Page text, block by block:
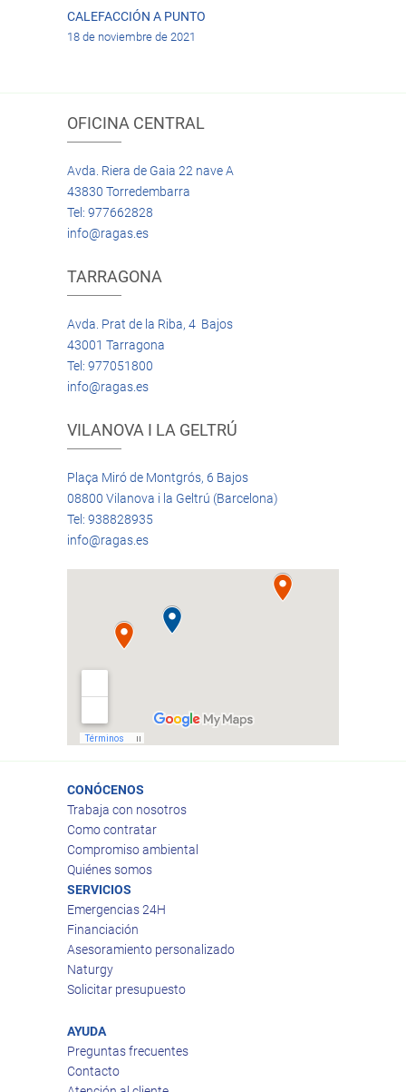
CALEFACCIÓN A PUNTO
18 de noviembre de 2021
OFICINA CENTRAL
Avda. Riera de Gaia 22 nave A
43830 Torredembarra
Tel: 977662828
info@ragas.es
TARRAGONA
Avda. Prat de la Riba, 4 Bajos
43001 Tarragona
Tel: 977051800
info@ragas.es
VILANOVA I LA GELTRÚ
Plaça Miró de Montgrós, 6 Bajos
08800 Vilanova i la Geltrú (Barcelona)
Tel: 938828935
info@ragas.es
CONÓCENOS
Trabaja con nosotros
Como contratar
Compromiso ambiental
Quiénes somos
SERVICIOS
Emergencias 24H
Financiación
Asesoramiento personalizado
Naturgy
Solicitar presupuesto
AYUDA
Preguntas frecuentes
Contacto